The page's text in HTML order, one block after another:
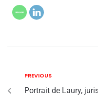
PREVIOUS
Portrait de Laury,